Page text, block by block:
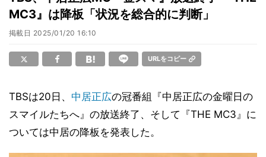
MC3』は降板「状況を総合的に判断」
掲載日 2025/01/20 16:10
URLをコピー
TBSは20日、 中居正広の冠番組『中居正広の金曜日の
スマイルたちへ』の放送終了、そして『THE MC3』に
ついては中居の降板を発表した。